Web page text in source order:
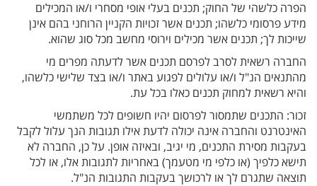
הפרה כלשהי של החוק; תכנים בעלי אופי מסחרי ו/או המכילים
מידע פרסומי כלשהו; תכנים אשר זכויות הקניין הרוחני בהם אינן
שייכות לך; תכנים אשר מכילים וירוסי מחשב מכל סוג שהוא.
החברה רשאית לסרב לפרסם תכנים אשר לדעתה מפרים מי
מהתנאים הנ"ל ו/או עלולים לפגוע באתר ו/או בצד שלישי כלשהו,
והיא רשאית למחוק תכנים כאלו בכל עת.
זכור: התכנים שתמסור לפרסום יהיו חשופים לכל משתמשי
האינטרנט והחברה אינה יכולה לדעת אילו תגובות הנך עלול לקבל
בעקבות מסירת התכנים, מי יגיב, ובאיזה אופן. על כן, החברה לא
תישא כלפיך (או כלפי מי מטעמך) באחריות לתגובות אלו, או לכל
תוצאה שתגרם לך או לרכושך בעקבות התגובות הנ"ל.